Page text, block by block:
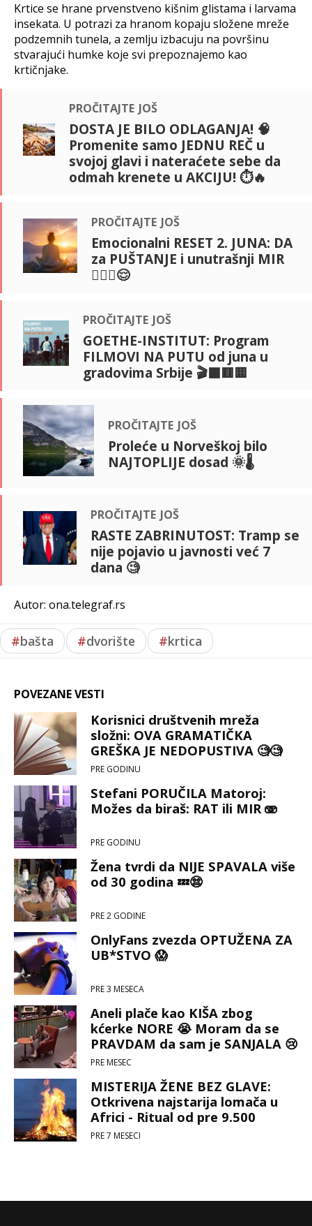
Krtice se hrane prvenstveno kišnim glistama i larvama
insekata. U potrazi za hranom kopaju složene mreže
podzemnih tunela, a zemlju izbacuju na površinu
stvarajući humke koje svi prepoznajemo kao
krtičnjake.
pročitajte još
DOSTA JE BILO ODLAGANJA! 🧠
Promenite samo JEDNU REČ u
svojoj glavi i nateraćete sebe da
odmah krenete u AKCIJU! ⏱️🔥
pročitajte još
Emocionalni RESET 2. JUNA: DA
za PUŠTANJE i unutrašnji MIR
🧘🏻‍♀️😌
pročitajte još
GOETHE-INSTITUT: Program
FILMOVI NA PUTU od juna u
gradovima Srbije 🎬⬛🟥🟨
pročitajte još
Proleće u Norveškoj bilo
NAJTOPLIJE dosad 🌞🌡️
pročitajte još
RASTE ZABRINUTOST: Tramp se
nije pojavio u javnosti već 7
dana 🧐
Autor: ona.telegraf.rs
#bašta #dvorište #krtica
POVEZANE VESTI
Korisnici društvenih mreža
složni: OVA GRAMATIČKA
GREŠKA JE NEDOPUSTIVA 🧐🧐
PRE GODINU
Stefani PORUČILA Matoroj:
Možes da biraš: RAT ili MIR 🫨
PRE GODINU
Žena tvrdi da NIJE SPAVALA više
od 30 godina 💤😨
PRE 2 GODINE
OnlyFans zvezda OPTUŽENA ZA
UB*STVO 😱
PRE 3 MESECA
Aneli plače kao KIŠA zbog
kćerke NORE 😭 Moram da se
PRAVDAM da sam je SANJALA 😢
😐
PRE MESEC
MISTERIJA ŽENE BEZ GLAVE:
Otkrivena najstarija lomača u
Africi - Ritual od pre 9.500
godina koji ledi krv u žilama 💀😱
PRE 7 MESECI